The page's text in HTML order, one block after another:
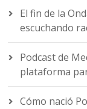
El fin de la
escuchando
Podcast de
plataforma
Cómo nació